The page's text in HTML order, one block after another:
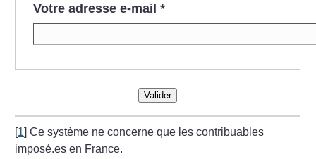
Votre adresse e-mail *
Valider
[1]Ce système ne concerne que les contribuables
imposé.es en France.